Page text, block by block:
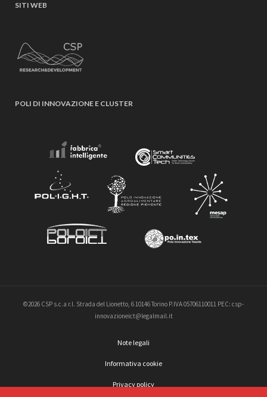
SITI WEB
POLI DI INNOVAZIONE E CLUSTER
©2026 CSP s.c.a r.l. Strada del Lionetto, 6 10146 Torino P.IVA 05706110011 PEC: csp-
innovazioneict@legalmail.it
Note legali
Informativa cookie
Privacy policy